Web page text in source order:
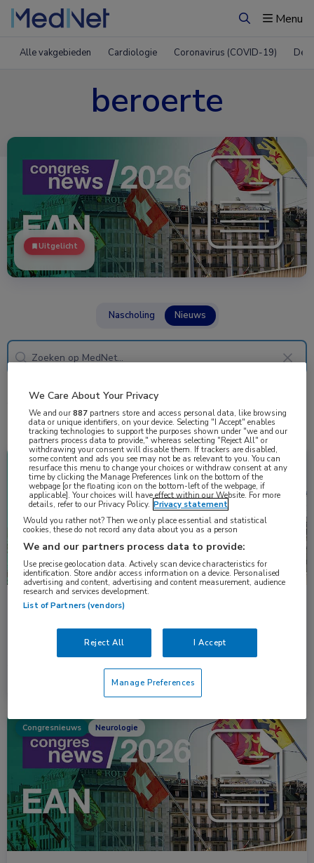
ZoekenMenu
Alle vakgebieden Cardiologie Coronavirus (COVID-19)
beroerte
Uitgelicht
Nascholing Nieuws
Congresnieuws Neurologie
Secundaire preventie bij ischemische beroerte en
Het is nog niet precies bekend welke secundaire
preventiestrategie het beste werkt bij patiënten …
Congresnieuws Neurologie
We Care About Your Privacy
We and our887 partners store and access personal data, like browsing
data or unique identifiers, on your device. Selecting "I Accept" enables
tracking technologies to support the purposes shown under "we and our
partners process data to provide," whereas selecting "Reject All" or
withdrawing your consent will disable them. If trackers are disabled,
some content and ads you see may not be as relevant to you. You can
resurface this menu to change your choices or withdraw consent at any
time by clicking the Manage Preferences link on the bottom of the
webpage [or the floating icon on the bottom-left of the webpage, if
applicable]. Your choices will have effect within our Website. For more
details, refer to our Privacy Policy. Privacy statement
Would you rather not? Then we only place essential and statistical
cookies, these do not record any data about you as a person
We and our partners process data to provide:
Use precise geolocation data. Actively scan device characteristics for
identification. Store and/or access information on a device. Personalised
advertising and content, advertising and content measurement, audience
research and services development.
List of Partners (vendors)
Reject All I Accept
Manage Preferences